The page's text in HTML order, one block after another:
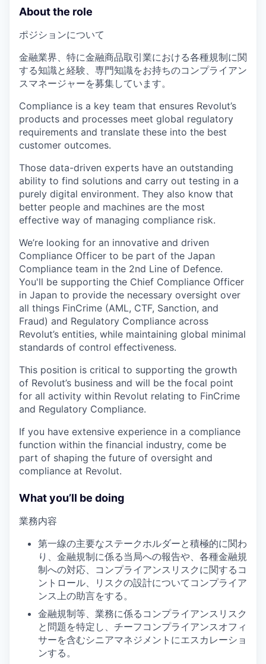
About the role
ポジションについて
金融業界、特に金融商品取引業における各種規制に関
する知識と経験、専門知識をお持ちのコンプライアン
スマネージャーを募集しています。
Compliance is a key team that ensures Revolut’s
products and processes meet global regulatory
requirements and translate these into the best
customer outcomes.
Those data-driven experts have an outstanding
ability to find solutions and carry out testing in a
purely digital environment. They also know that
better people and machines are the most
effective way of managing compliance risk.
We’re looking for an innovative and driven
Compliance Officer to be part of the Japan
Compliance team in the 2nd Line of Defence.
You'll be supporting the Chief Compliance Officer
in Japan to provide the necessary oversight over
all things FinCrime (AML, CTF, Sanction, and
Fraud) and Regulatory Compliance across
Revolut’s entities, while maintaining global minimal
standards of control effectiveness.
This position is critical to supporting the growth
of Revolut’s business and will be the focal point
for all activity within Revolut relating to FinCrime
and Regulatory Compliance.
If you have extensive experience in a compliance
function within the financial industry, come be
part of shaping the future of oversight and
compliance at Revolut.
What you’ll be doing
業務内容
第一線の主要なステークホルダーと積極的に関わ
り、金融規制に係る当局への報告や、各種金融規
制への対応、コンプライアンスリスクに関するコ
ントロール、リスクの設計についてコンプライア
ンス上の助言をする。
金融規制等、業務に係るコンプライアンスリスク
と問題を特定し、チーフコンプライアンスオフィ
サーを含むシニアマネジメントにエスカレーショ
ンする。